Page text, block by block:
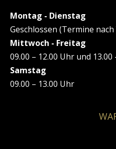
Montag - Dienstag
Geschlossen (Termine
Mittwoch - Freitag
09.00 – 12.00 Uhr und 13.00
Samstag
09.00 – 13.00 Uhr